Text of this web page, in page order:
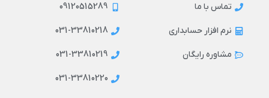
تماس با ما
نرم افزار حسابداری
مشاوره رایگان
09120515289
031-33810218
031-33810219
031-33810220